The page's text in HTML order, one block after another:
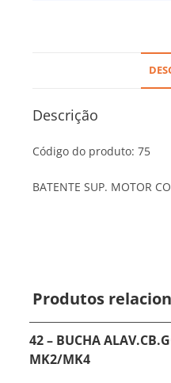
Descrição
Código do produto: 75
BATENTE SUP. MOTOR
Produtos
42 – BUCHA
MK2/MK4